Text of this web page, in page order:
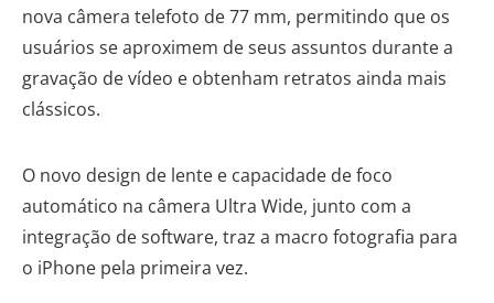
nova câmera telefoto de 77 mm, permitindo que os
usuários se aproximem de seus assuntos durante a
gravação de vídeo e obtenham retratos ainda mais
clássicos.
O novo design de lente e capacidade de foco
automático na câmera Ultra Wide, junto com a
integração de software, traz a macro fotografia para
o iPhone pela primeira vez.